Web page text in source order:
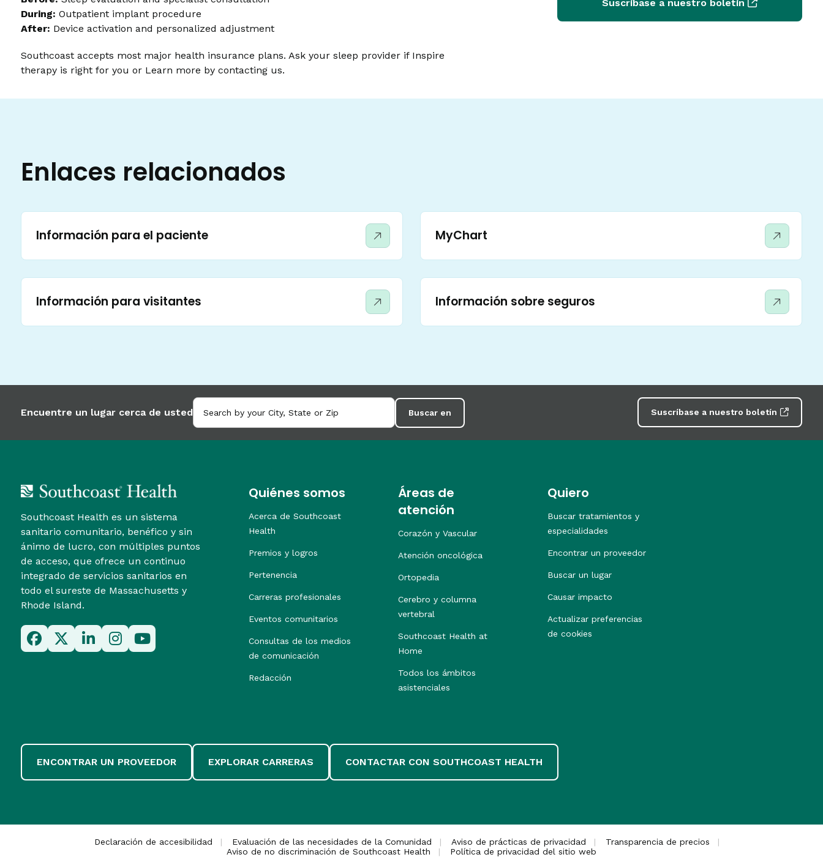
During: Outpatient implant procedure
After: Device activation and personalized adjustment
Southcoast accepts most major health insurance plans. Ask your sleep provider if Inspire
therapy is right for you or Learn more by contacting us.
Suscríbase a nuestro boletín
Enlaces relacionados
Información para el paciente MyChart
Información para visitantes Información sobre seguros
Encuentre un lugar cerca de usted Buscar en Suscríbase a nuestro boletín
Southcoast Health es un sistema
sanitario comunitario, benéfico y sin
ánimo de lucro, con múltiples puntos
de acceso, que ofrece un continuo
integrado de servicios sanitarios en
todo el sureste de Massachusetts y
Rhode Island.
Quiénes somos
Acerca de Southcoast
Health
Premios y logros
Pertenencia
Carreras profesionales
Eventos comunitarios
Consultas de los medios
de comunicación
Redacción
Áreas de
atención
Corazón y Vascular
Atención oncológica
Ortopedia
Cerebro y columna
vertebral
Southcoast Health at
Home
Todos los ámbitos
asistenciales
Quiero
Buscar tratamientos y
especialidades
Encontrar un proveedor
Buscar un lugar
Causar impacto
Actualizar preferencias
de cookies
ENCONTRAR UN PROVEEDOR EXPLORAR CARRERAS CONTACTAR CON SOUTHCOAST HEALTH
Declaración de accesibilidad Evaluación de las necesidades de la Comunidad Aviso de prácticas de privacidad
Transparencia de precios
Aviso de no discriminación de Southcoast Health
Política de privacidad del sitio web